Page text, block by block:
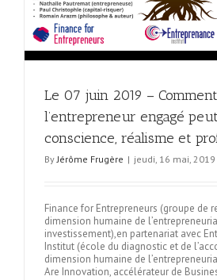
Le 07 juin 2019 – Comment
l’entrepreneur engagé
conscience, réalisme et
ByJérôme Frugère | jeudi, 16 mai, 2019
Finance for Entrepreneurs (groupe de
dimension humaine de
investissement),en partenariat avec
Institut (école du diagnostic et de
dimension humaine de
Are Innovation, accélérateur de